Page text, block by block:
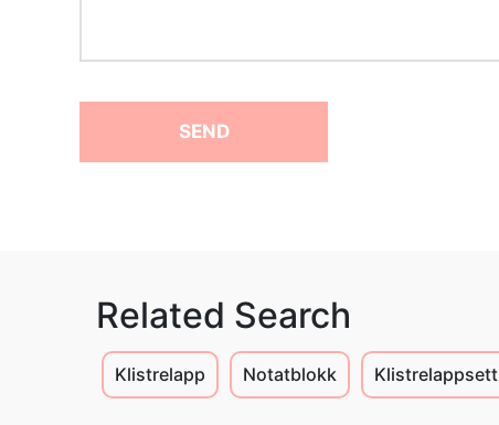
SEND
Related Search
Klistrelapp Notatblokk Klistrelappsett